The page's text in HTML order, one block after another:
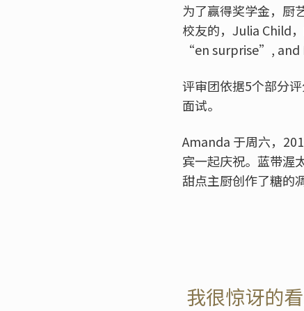
为了赢得奖学金，厨
校友的，Julia Child
“en surprise”, and
评审团依据5个部分
面试。
Amanda 于周六，
宾一起庆祝。蓝带渥
甜点主厨创作了糖的
我很惊讶的